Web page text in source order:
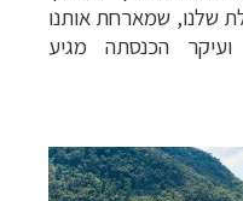
שלנו, שמארחת אותנו
ועיקר הכנסתה מגיע